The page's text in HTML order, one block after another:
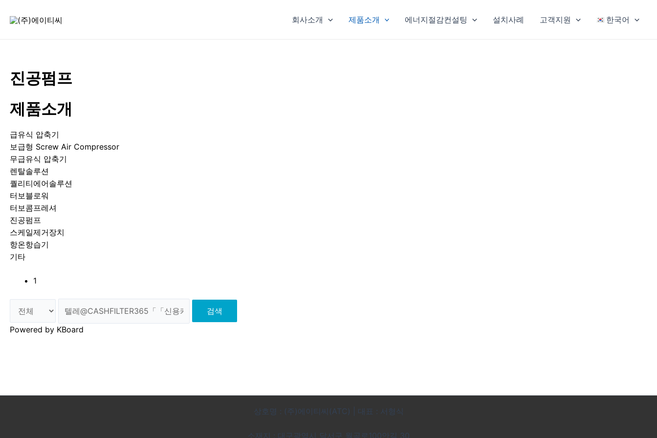
회사소개 제품소개 에너지절감컨설팅 설치사례 고객지원 한국어
진공펌프
제품소개
급유식 압축기
보급형 Screw Air Compressor
무급유식 압축기
렌탈솔루션
퀄리티에어솔루션
터보블로워
터보콤프레셔
진공펌프
스케일제거장치
항온항습기
기타
1
검색
Powered by KBoard
상호명 : (주)에이티씨(ATC) | 대표 : 서형식
소재지 : 대구광역시 달서구 월곡로100안길 30